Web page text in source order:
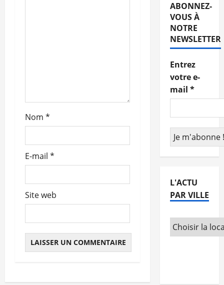
t
i
c
l
e
Nom *
E-mail *
Site web
ABONNEZ-
VOUS À
NOTRE
NEWSLETTER
Entrez
votre e-
mail *
L'ACTU
PAR VILLE